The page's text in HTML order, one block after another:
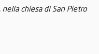
chiesa di San Pietro